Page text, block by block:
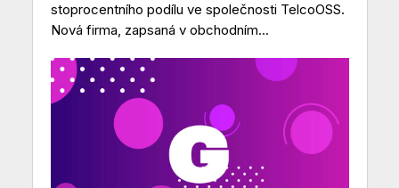
stoprocentního podílu ve společnosti TelcoOSS.
Nová firma, zapsaná v obchodním...